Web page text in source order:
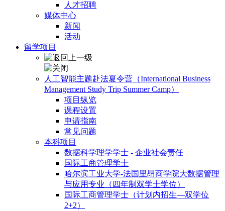
人才招聘
媒体中心
新闻
活动
留学项目
人工智能主题赴法夏令营（International Business
Management Study Trip Summer Camp）
项目纵览
课程设置
申请指南
常见问题
本科项目
数据科学理学学士 - 企业社会责任
国际工商管理学士
哈尔滨工业大学-法国里昂商学院大数据管理
与应用专业（四年制双学士学位）
国际工商管理学士（计划内招生—双学位
2+2）